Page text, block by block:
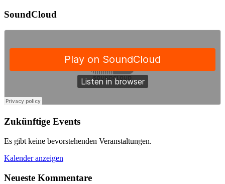
SoundCloud
Zukünftige Events
Es gibt keine bevorstehenden Veranstaltungen.
Kalender anzeigen
Neueste Kommentare